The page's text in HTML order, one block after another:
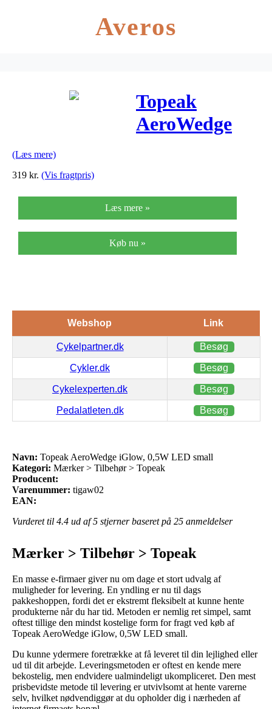
Averos
Topeak
AeroWedge
(Læs mere)
319 kr. (Vis fragtpris)
Læs mere »
Køb nu »
Webshop Link
Cykelpartner.dk Besøg
Cykler.dk Besøg
Cykelexperten.dk Besøg
Pedalatleten.dk Besøg
Navn: Topeak AeroWedge iGlow, 0,5W LED small
Kategori: Mærker > Tilbehør > Topeak
Producent:
Varenummer: tigaw02
EAN:
Vurderet til 4.4 ud af 5 stjerner baseret på 25 anmeldelser
Mærker > Tilbehør > Topeak
En masse e-firmaer giver nu om dage et stort udvalg af
muligheder for levering. En yndling er nu til dags
pakkeshoppen, fordi det er ekstremt fleksibelt at kunne hente
produkterne når du har tid. Metoden er nemlig ret simpel, samt
oftest tillige den mindst kostelige form for fragt ved køb af
Topeak AeroWedge iGlow, 0,5W LED small.
Du kunne ydermere foretrække at få leveret til din lejlighed eller
ud til dit arbejde. Leveringsmetoden er oftest en kende mere
bekostelig, men endvidere ualmindeligt ukompliceret. Den mest
prisbevidste metode til levering er utvivlsomt at hente varerne
selv, hvilket nødvendiggør at du opholder dig i nærheden af